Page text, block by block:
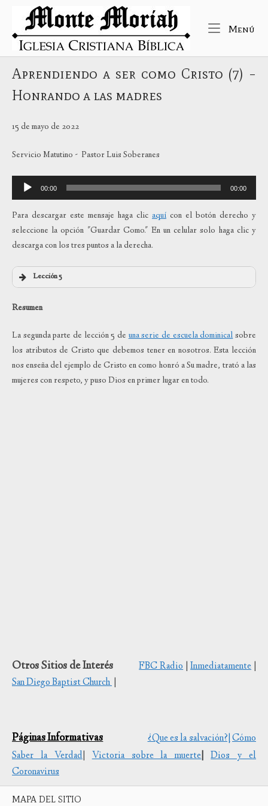
contenido
Inicio
Menú
Aprendiendo a ser como Cristo (7) –
Honrando a las madres
15 de mayo de 2022
Servicio Matutino - Pastor Luis Soberanes
Reproductor
de
audio
00:00 00:00
Para descargar este mensaje haga clic aquí con el botón derecho y
seleccione la opción "Guardar Como." En un celular solo haga clic y
descarga con los tres puntos a la derecha.
Lección 5
Resumen
La segunda parte de lección 5 deuna serie de escuela dominicalsobre
los atributos de Cristo que debemos tener en nosotros. Esta lección
nos enseña del ejemplo de Cristo en como honró a Su madre, trató a las
mujeres con respeto, y puso Dios en primer lugar en todo.
Otros Sitios de Interés FBC Radio|Inmediatamente
San Diego Baptist Church
Páginas Informativas ¿Que es la salvación?|Cómo
Saber la Verdad|Victoria sobre la muerte|
Dios y el
Coronavirus
MAPA DEL SITIO